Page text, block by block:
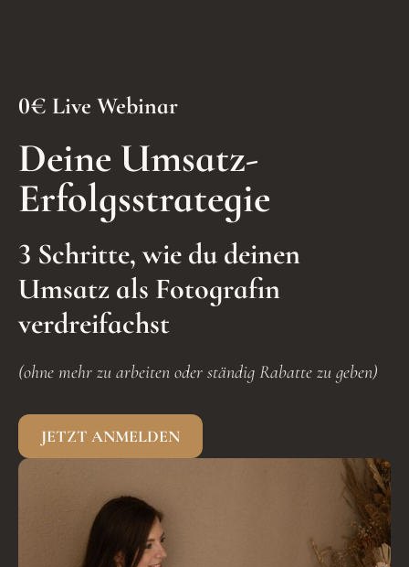
0€ Live Webinar
Deine Umsatz-
Erfolgsstrategie
3 Schritte, wie du deinen
Umsatz als Fotografin
verdreifachst
(ohne mehr zu arbeiten oder ständig Rabatte zu geben)
JETZT ANMELDEN